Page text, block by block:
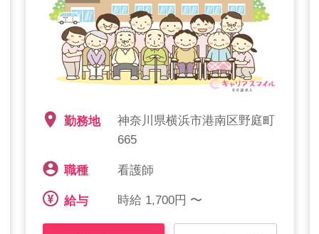
勤務地
神奈川県横浜市港南区野庭町
665
職種 看護師
給与 時給 1,700円 〜